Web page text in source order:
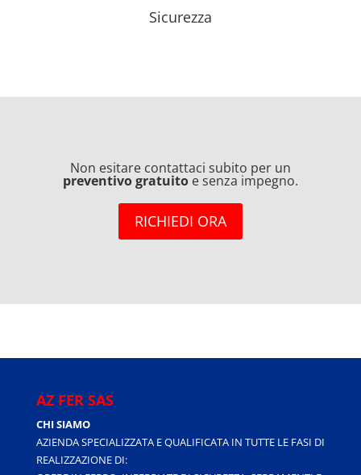
Sicurezza
Non esitare contattaci subito per un
preventivo gratuitoe senza impegno.
RICHIEDI ORA
AZ FER SAS
CHI SIAMO
AZIENDA SPECIALIZZATA E QUALIFICATA IN TUTTE LE FASI DI
REALIZZAZIONE DI: